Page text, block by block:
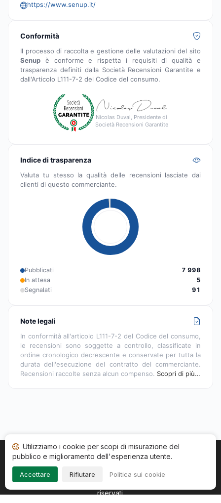
https://www.senup.it/
Conformità
Il processo di raccolta e gestione delle valutazioni del sito
Senup è conforme e rispetta i requisiti di qualità e
trasparenza definiti dalla Società Recensioni Garantite e
dall'Articolo L111-7-2 del Codice del consumo.
Nicolas Duval, Presidente di
Società Recensioni Garantite
Indice di trasparenza
Valuta tu stesso la qualità delle recensioni lasciate dai
clienti di questo commerciante.
Pubblicati
7 998
In attesa
5
Segnalati
91
Note legali
In conformità all'articolo L111-7-2 del Codice del consumo,
le recensioni sono soggette a controllo, classificate in
ordine cronologico decrescente e conservate per tutta la
durata dell'esecuzione del contratto del commerciante.
Recensioni raccolte senza alcun compenso. Scopri di più…
Home Stato recensioni Categorie CGU
Copyright © 2026
riservati.
Utilizziamo i cookie per scopi di misurazione del
pubblico e miglioramento dell'esperienza utente.
Accettare Rifiutare Politica sui cookie